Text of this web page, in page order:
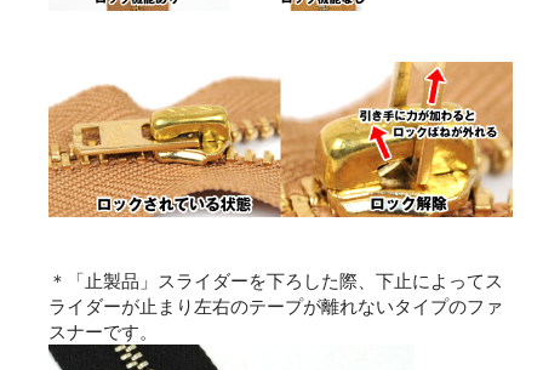
＊「止製品」スライダーを下ろした際、下止によってス
ライダーが止まり左右のテープが離れないタイプのファ
スナーです。